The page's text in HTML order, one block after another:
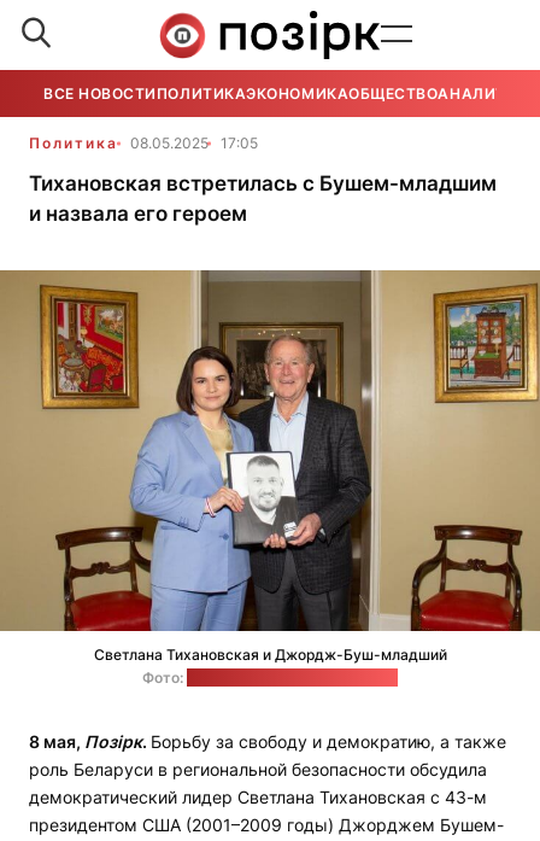
ВСЕ НОВОСТИ ПОЛИТИКАЭКОНОМИКАОБЩЕСТВОАНАЛИТИКА
Политика 08.05.2025 17:05
Тихановская встретилась с Бушем-младшим
и назвала его героем
Светлана Тихановская и Джордж-Буш-младший
Фото:
8 мая, Позірк. Борьбу за свободу и демократию, а также
роль Беларуси в региональной безопасности обсудила
демократический лидер Светлана Тихановская с 43-м
президентом США (2001–2009 годы) Джорджем Бушем-